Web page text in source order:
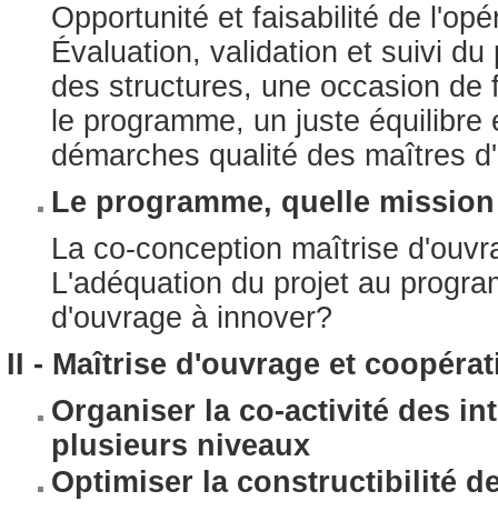
Opportunité et faisabilité de
Évaluation, validation et suivi
des structures, une occasion de
le programme, un juste
démarches qualité des maîtres
Le programme, quelle
La co-conception maîtrise
L'adéquation du projet au
d'ouvrage à innover?
II - Maîtrise d'ouvrage et
Organiser la co-activité des
plusieurs niveaux
Optimiser la constructibilité